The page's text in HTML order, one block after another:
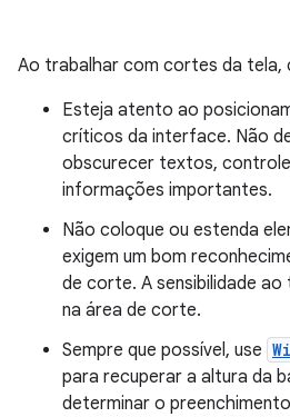
Ao trabalhar com cortes da tela,
Esteja atento ao
críticos da interface. Não
obscurecer textos,
informações importantes.
Não coloque ou estenda
exigem um bom
de corte. A sensibilidade
na área de corte.
Sempre que possível, use
para recuperar a altura da
determinar o